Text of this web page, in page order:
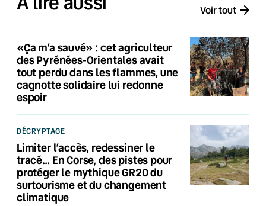
Voir tout
«Ça m’a sauvé» : cet agriculteur
des Pyrénées-Orientales avait
tout perdu dans les flammes, une
cagnotte solidaire lui redonne
espoir
DÉCRYPTAGE
Limiter l’accès, redessiner le
tracé… En Corse, des pistes pour
protéger le mythique GR20 du
surtourisme et du changement
climatique